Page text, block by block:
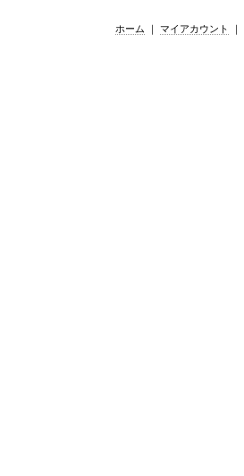
ホーム ｜ マイアカウント ｜